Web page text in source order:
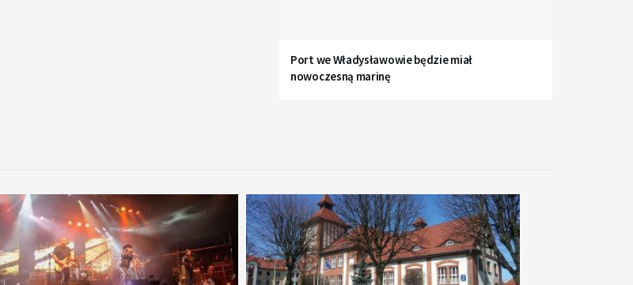
Port we Władysławowie będzie miał
nowoczesną marinę